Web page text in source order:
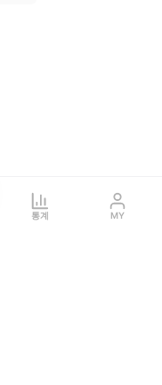
통계 MY